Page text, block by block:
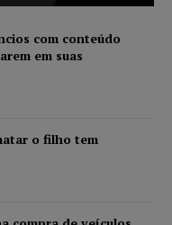
com conteúdo
em suas
o filho tem